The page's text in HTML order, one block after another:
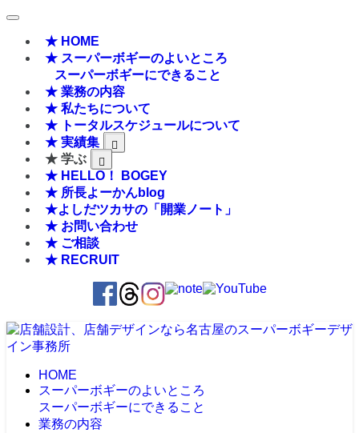
★ HOME
★ スーパーボギーのよいところ
スーパーボギーにできること
★ 業務の内容
★ 私たちについて
★ トータルスケジュールについて
★ 実績集
★ 学ぶ
★ HELLO！ BOGEY
★ 所長よーかんblog
★よしだツカサの「開業ノート」
★ お問い合わせ
★ ご相談
★ RECRUIT
HOME
スーパーボギーのよいところ
スーパーボギーにできること
業務の内容